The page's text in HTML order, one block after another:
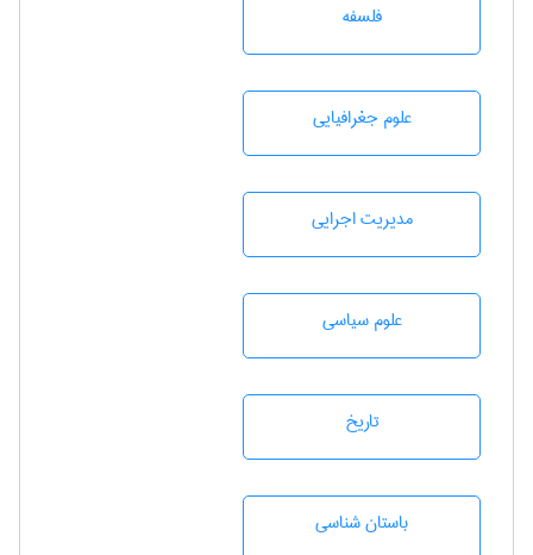
فلسفه
علوم جغرافيايی
مديريت اجرايی
علوم سياسی
تاريخ
باستان شناسی